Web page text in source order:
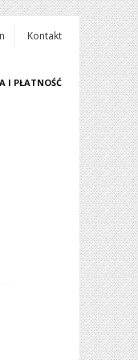
Kontakt
I PŁATNOŚĆ